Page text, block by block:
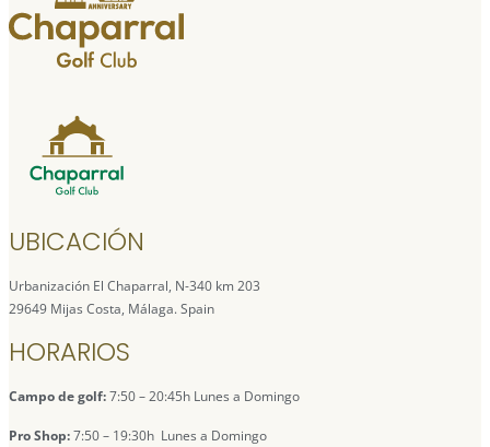
UBICACIÓN
Urbanización El Chaparral, N-340 km 203
29649 Mijas Costa, Málaga. Spain
HORARIOS
Campo de golf:7:50 – 20:45h Lunes a Domingo
Pro Shop:7:50 – 19:30h Lunes a Domingo